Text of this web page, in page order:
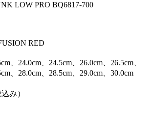
LOW PRO BQ6817-700
RED
、24.0cm、24.5cm、26.0cm、26.5cm、
、28.0cm、28.5cm、29.0cm、30.0cm
み）